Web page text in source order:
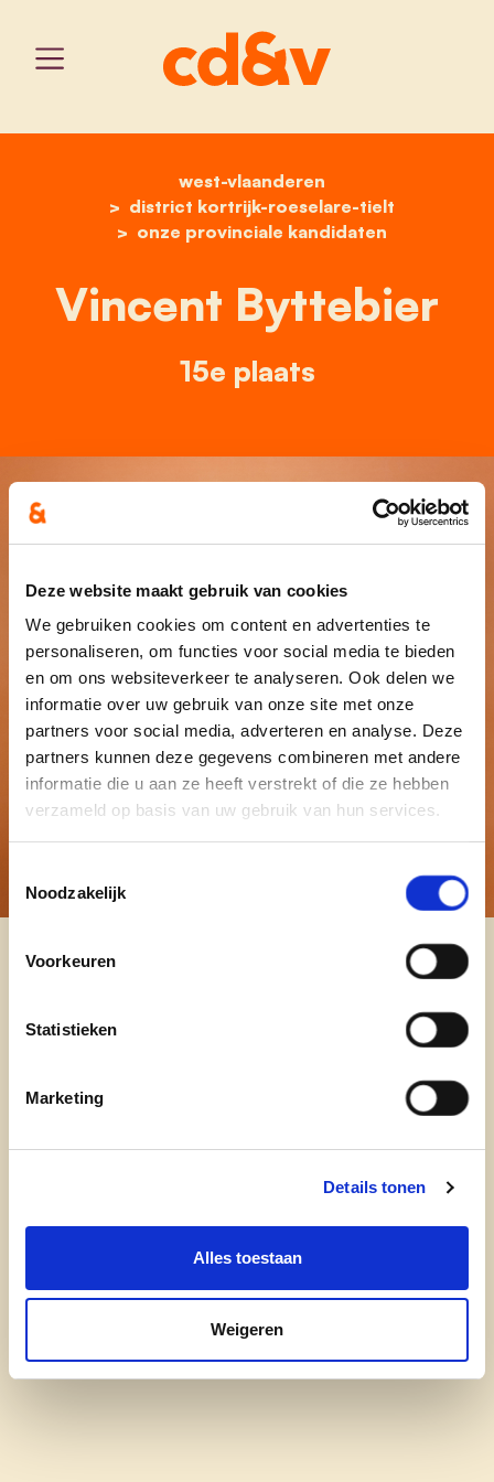
Deze website maakt gebruik van cookies
We gebruiken cookies om content en advertenties te
personaliseren, om functies voor social media te bieden
en om ons websiteverkeer te analyseren. Ook delen we
informatie over uw gebruik van onze site met onze
partners voor social media, adverteren en analyse. Deze
partners kunnen deze gegevens combineren met andere
informatie die u aan ze heeft verstrekt of die ze hebben
verzameld op basis van uw gebruik van hun services.
Noodzakelijk
Voorkeuren
Statistieken
Marketing
Details tonen
Alles toestaan
Weigeren
home
west-vlaanderen
district kortrijk-roeselare-tielt
onze provinciale kandidaten
vincent byttebier
Vincent Byttebier
15e plaats
cd&v District Kortrijk-Roeselare-